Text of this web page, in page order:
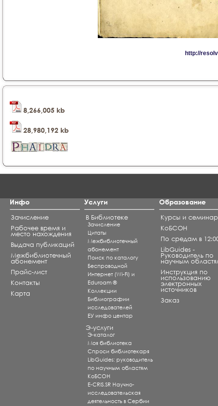
8,266,005 kb
28,980,192 kb
Инфо
Зачисление
Рабочее время и
место нахождения
Выдача публикаций
Межбиблиотечный
абонемент
Прайс-лист
Контакты
Карта
Услуги
В Библиотеке
Зачисление
Цитаты
Межбиблиотечный
абонемент
Поиск по каталогу
Беспроводной
Интернет (Wi-Fi) и
Eduroam ®
Коллекции
Библиографии
исследователей
ЕУ инфо центар
Э-услуги
Э-каталог
Моя библиотека
Спроси библиотекаря
LibGuides: руководитель
по научным областям
КоБСОН
E-CRIS.SR Научно-
исследовательская
деятельность в Сербии
Образование
Курсы и
КоБСОН
По средам в
LibGuides -
Руководитель по
научным
Инструкция по
использованию
электронных
источников
Заказ